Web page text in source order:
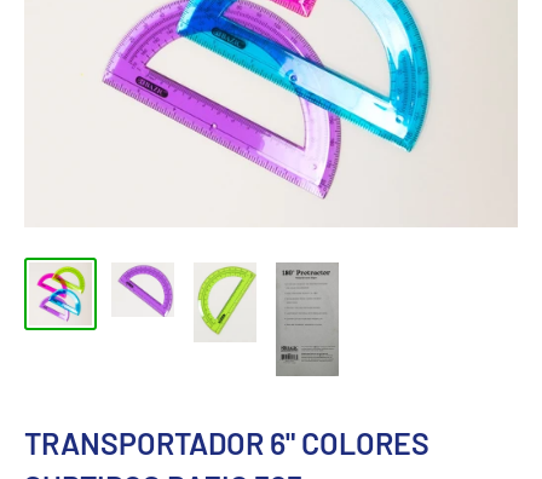
TRANSPORTADOR 6" COLORES